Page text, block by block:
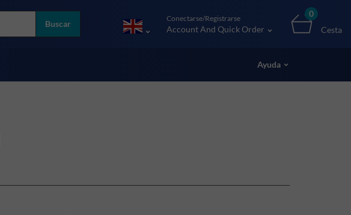
Buscar
Conectarse/Registrarse
Account And Quick Order
0
Cesta
Ayuda